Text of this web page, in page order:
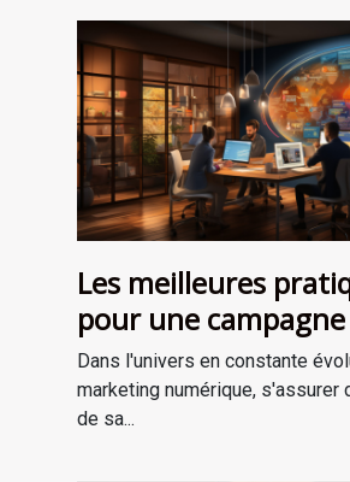
Les meilleures
pour une
marketing
réussie
Dans l'univers en constante
marketing numérique, s'assurer
de sa...